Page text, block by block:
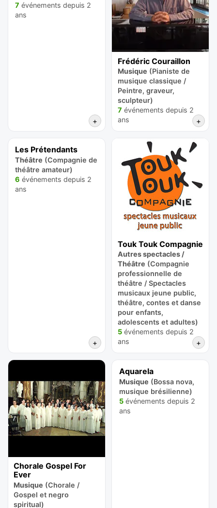
7 événements depuis 2
ans
+
Frédéric Couraillon
Musique (Pianiste de
musique classique /
Peintre, graveur,
sculpteur)
7 événements depuis 2
ans
+
Les Prétendants
Théâtre (Compagnie de
théâtre amateur)
6 événements depuis 2
ans
+
Touk Touk Compagnie
Autres spectacles /
Théâtre (Compagnie
professionnelle de
théâtre / Spectacles
musicaux jeune public,
théâtre, contes et danse
pour enfants,
adolescents et adultes)
5événements depuis 2
ans
+
Chorale Gospel For
Ever
Musique (Chorale /
Gospel et negro
spiritual)
Aquarela
Musique (Bossa nova,
musique brésilienne)
5événements depuis 2
ans